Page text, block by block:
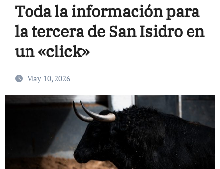
Toda la información para
la tercera de San Isidro en
un «click»
May 10, 2026